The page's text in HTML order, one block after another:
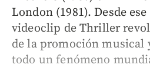
London (1981). Desde
videoclip de Thriller
de la promoción musical
todo un fenómeno